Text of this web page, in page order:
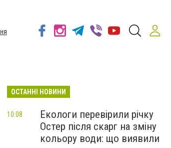
ОСТАННІ НОВИНИ
Екологи перевірили річку
Остер після скарг на зміну
кольору води: що виявили
10:08